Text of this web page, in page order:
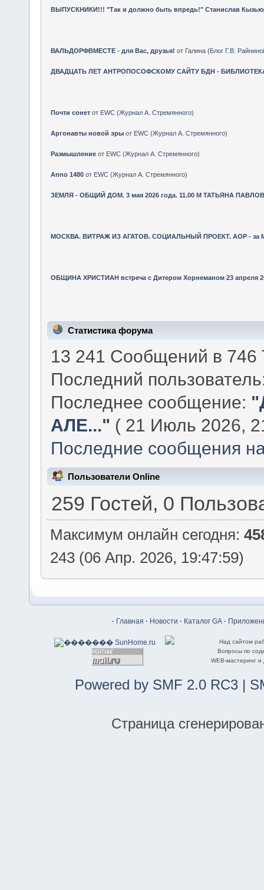
ВЫПУСКНИКИ!!! "Так и должно быть впредь!" Станислав
ВАЛЬДОРФВМЕСТЕ - для Вас, друзья! от Галина(Блог Г.В.
ДВАДЦАТЬ ЛЕТ АНТРОПОСОФСКОМУ САЙТУ БДН -
Почти сонетот EWC(Журнал А. Стремянного)
Аргонавты новой эрыот EWC(Журнал А. Стремянного)
Размышлениеот EWC(Журнал А. Стремянного)
Anno 1480от EWC(Журнал А. Стремянного)
ЗЕМЛЯ - ОБЩИЙ ДОМ. 3 мая 2026 года. 11.00 М ТАТЬЯНА
МОСКВА. ВИТРАЖ ИЗ АГАТОВ. СОЦИАЛЬНЫЙ ПРОЕКТ. АОР - за
ОБЩИНА ХРИСТИАН встреча с Дитером Хорнеманом 23 апреля
Статистика форума
13 241 Сообщений в 746
Последний
Последнее сообщение: "
АЛЕ..." ( 21 Июль 2026,
Последние сообщения
Пользователи Online
259 Гостей, 0
Максимум онлайн сегодня:
243 (06 Апр. 2026, 19:47:59)
· Главная · Новости · Каталог GA ·
Над сайтом
Вопросы по
WEB-мастеринг
Powered by SMF 2.0 RC3 |
Страница